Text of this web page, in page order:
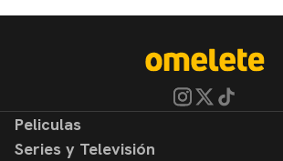
Peliculas
Series y Televisión